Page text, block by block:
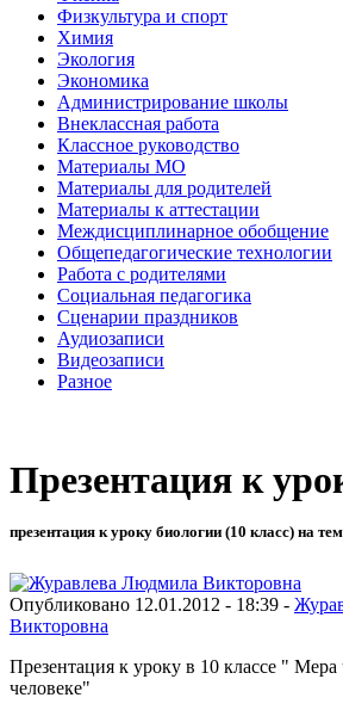
Физкультура и спорт
Химия
Экология
Экономика
Администрирование школы
Внеклассная работа
Классное руководство
Материалы МО
Материалы для родителей
Материалы к аттестации
Междисциплинарное обобщение
Общепедагогические технологии
Работа с родителями
Социальная педагогика
Сценарии праздников
Аудиозаписи
Видеозаписи
Разное
Презентация к
презентация к уроку биологии (10 класс) на
Опубликовано 12.01.2012 - 18:39 -
Викторовна
Презентация к уроку в 10 классе " Мера
человеке"